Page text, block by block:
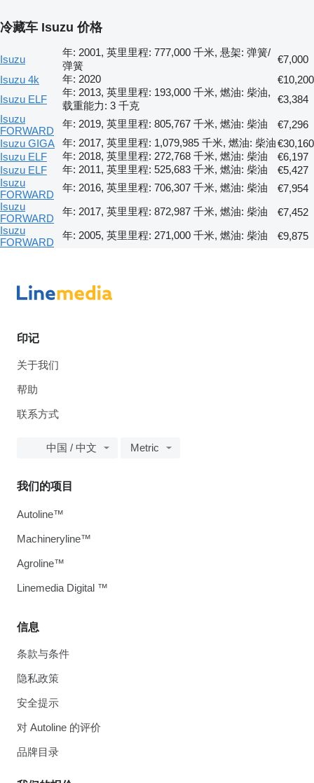
冷藏车 Isuzu 价格
Isuzu
年: 2001, 英里里程: 777,000 千米, 悬架: 弹簧/
弹簧
€7,000
Isuzu 4k
年: 2020
€10,200
Isuzu ELF
年: 2013, 英里里程: 193,000 千米, 燃油: 柴油,
载重能力: 3 千克
€3,384
Isuzu
FORWARD
年: 2019, 英里里程: 805,767 千米, 燃油: 柴油
€7,296
Isuzu GIGA
年: 2017, 英里里程: 1,079,985 千米, 燃油: 柴油€30,160
Isuzu ELF
年: 2018, 英里里程: 272,768 千米, 燃油: 柴油
€6,197
Isuzu ELF
年: 2011, 英里里程: 525,683 千米, 燃油: 柴油
€5,427
Isuzu
FORWARD
年: 2016, 英里里程: 706,307 千米, 燃油: 柴油
€7,954
Isuzu
FORWARD
年: 2017, 英里里程: 872,987 千米, 燃油: 柴油
€7,452
Isuzu
FORWARD
年: 2005, 英里里程: 271,000 千米, 燃油: 柴油 €9,875
印记
关于我们
帮助
联系方式
中国 / 中文 Metric
信息
条款与条件
隐私政策
安全提示
对 Autoline 的评价
品牌目录
我们的项目
Autoline™
Machineryline™
Agroline™
Linemedia Digital ™